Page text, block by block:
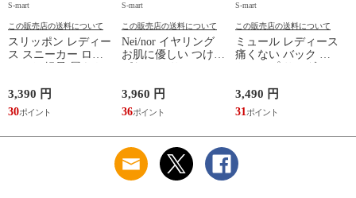
S-mart
この販売店の送料について
スリッポン レディー
ス スニーカー ロー
カット 軽量 履きや
ォーキング コンフォ
ート シューズ 黒 ブ
ラック グレー 2861
3,390 円
30
S-mart
この販売店の送料について
Nei/nor イヤリング
お肌に優しい つけっ
ぱなしok サージカル
クセサリー 錆に強い
変色しにくい ネイナ
ー NnER-0021
3,960 円
36
S-mart
この販売店の送料について
ミュール レディース
痛くない バック ス
トラップ サンダル
ェッジソール ニット
厚底 軽量 美脚 疲れ
にくい 歩きやすい
3,490 円
31